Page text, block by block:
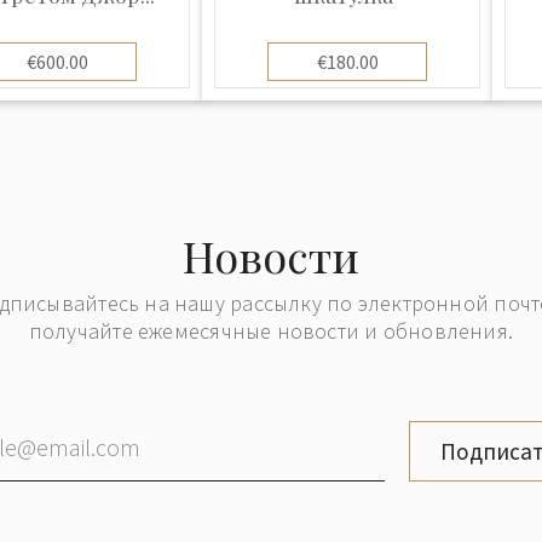
на
посуды и
керамической
была получена
выставке в
при». Красная
в музее
€600.00 €180.00
Новости
на нашу рассылку по электронной
получайте ежемесячные новости и обновления.